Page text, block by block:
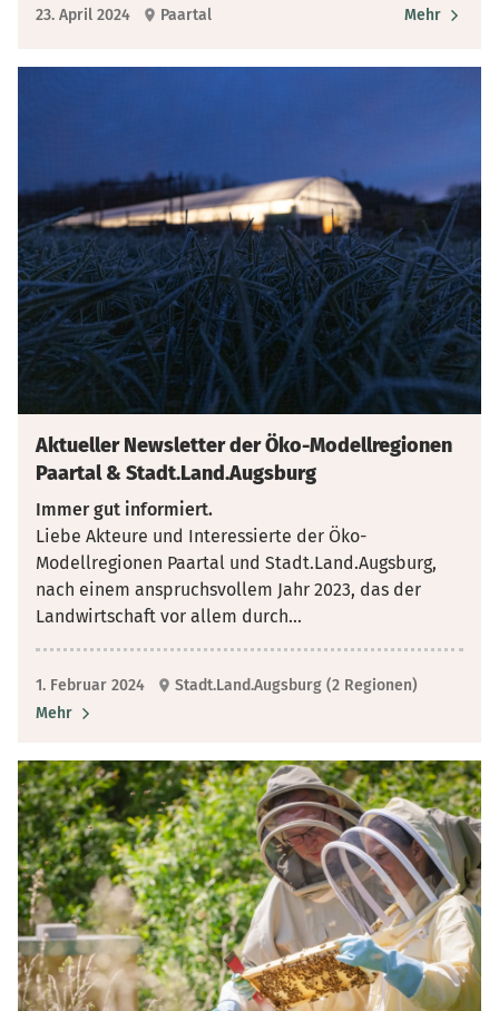
23. April 2024 Paartal Mehr
Aktueller Newsletter der Öko-Modellregionen
Paartal & Stadt.Land.Augsburg
Immer gut informiert.
Liebe Akteure und Interessierte der Öko-
Modellregionen Paartal und Stadt.Land.Augsburg,
nach einem anspruchsvollem Jahr 2023, das der
Landwirtschaft vor allem durch...
1. Februar 2024
Stadt.Land.Augsburg (2 Regionen)
Mehr